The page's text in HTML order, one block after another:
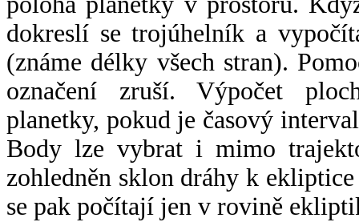
dokreslí se trojúhelník a
(známe délky všech stran).
označení zruší. Výpočet
planetky, pokud je časový
Body lze vybrat i mimo
zohledněn sklon dráhy k
se pak počítají jen v rovině